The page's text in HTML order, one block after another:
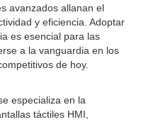
avanzados allanan el
y eficiencia. Adoptar
es esencial para las
a la vanguardia en los
de hoy.
especializa en la
táctiles HMI,